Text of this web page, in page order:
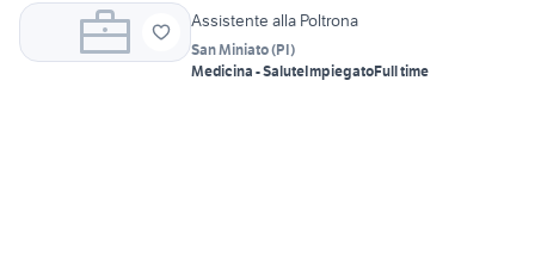
Assistente alla Poltrona
San Miniato(PI)
Medicina - SaluteImpiegatoFull time